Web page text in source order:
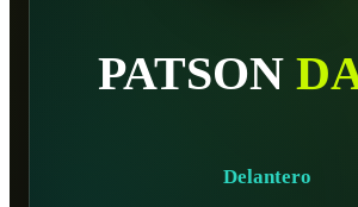
PATSON
Delantero